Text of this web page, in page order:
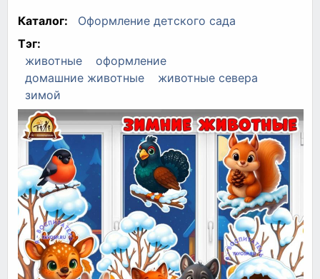
Каталог:
Оформление детского сада
Тэг:
животные
оформление
домашние животные
животные севера
зимой